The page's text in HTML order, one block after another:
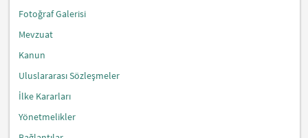
Fotoğraf Galerisi
Mevzuat
Kanun
Uluslararası Sözleşmeler
İlke Kararları
Yönetmelikler